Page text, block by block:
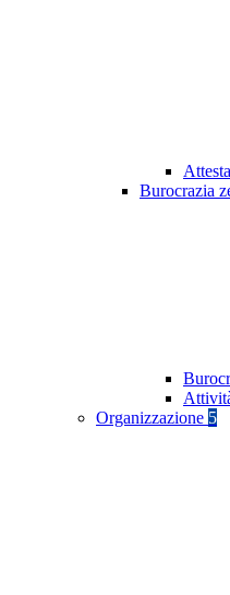
Burocrazia
Organizzazione 5